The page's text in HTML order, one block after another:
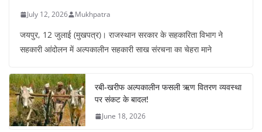
July 12, 2026 Mukhpatra
जयपुर, 12 जुलाई (मुखपत्र)। राजस्थान सरकार के सहकारिता विभाग ने
सहकारी आंदोलन में अल्पकालीन सहकारी साख संरचना का चेहरा माने
रबी-खरीफ अल्पकालीन फसली ऋण वितरण व्यवस्था
पर संकट के बादल!
June 18, 2026